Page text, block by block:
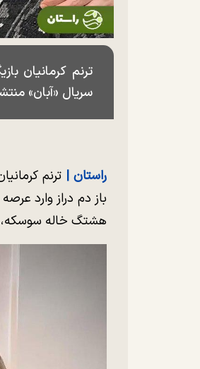
ترنم کرمانیان
سریال «آبان»
راستان |‌
باز دم دراز وارد
هشتگ خاله سوسکه،